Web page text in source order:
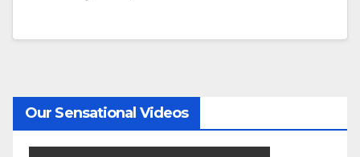
Our Sensational Videos